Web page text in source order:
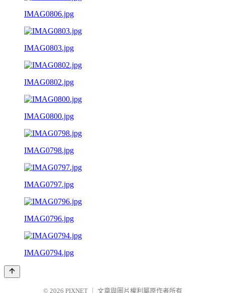
IMAG0806.jpg
IMAG0803.jpg
IMAG0802.jpg
IMAG0800.jpg
IMAG0798.jpg
IMAG0797.jpg
IMAG0796.jpg
IMAG0794.jpg
© 2026 PIXNET 文章與圖片權利屬原作者所有